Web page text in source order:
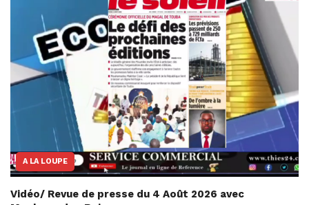
A LA LOUPE
Vidéo/ Revue de presse du 4 Août 2026 avec